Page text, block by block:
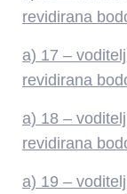
revidirana
a) 17 –
revidirana
a) 18 –
revidirana
a) 19 –